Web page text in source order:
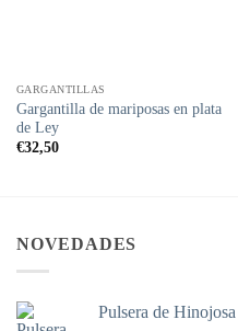
GARGANTILLAS
Gargantilla de mariposas en plata
de Ley
€32,50
NOVEDADES
Pulsera de